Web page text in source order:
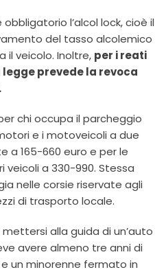
l’alcol lock, cioè il
del tasso alcolemico
il veicolo. Inoltre, per i reati
prevede la revoca
chi occupa il parcheggio
e i motoveicoli a due
a 165-660 euro e per le
veicoli a 330-990. Stessa
nelle corsie riservate agli
di trasporto locale.
alla guida di un’auto
avere almeno tre anni di
un minorenne fermato in